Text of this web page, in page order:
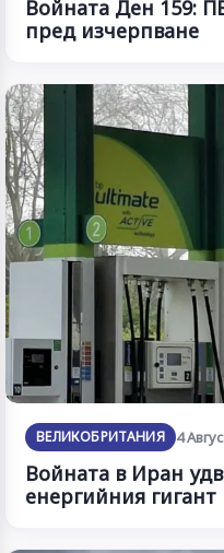
Войната Ден 159:
пред изчерпване
ВЕЛИКОБРИТАНИЯ 4
Войната в Иран
енергийния гигант